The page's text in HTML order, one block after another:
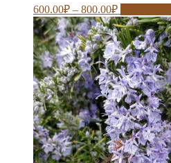
600.00₽ – 800.00₽